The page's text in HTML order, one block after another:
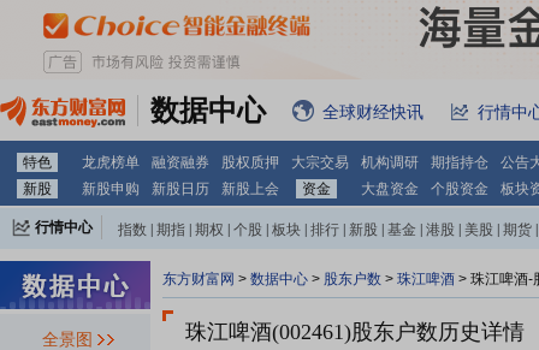
数据中心 全球财经快讯 行情中
特色 龙虎榜单 融资融券 股权质押 大宗交易 机构调研 期指持仓
公告
新股
新股申购 新股日历 新股上会 资金 大盘资金 个股资金 板块
行情中心 指数 期指 期权 个股 板块 排行 新股 基金 港股 美股 期货
全景图
东方财富网 > 数据中心 > 股东户数 > 珠江啤酒 > 珠江啤酒-
珠江啤酒(002461)股东户数历史详情